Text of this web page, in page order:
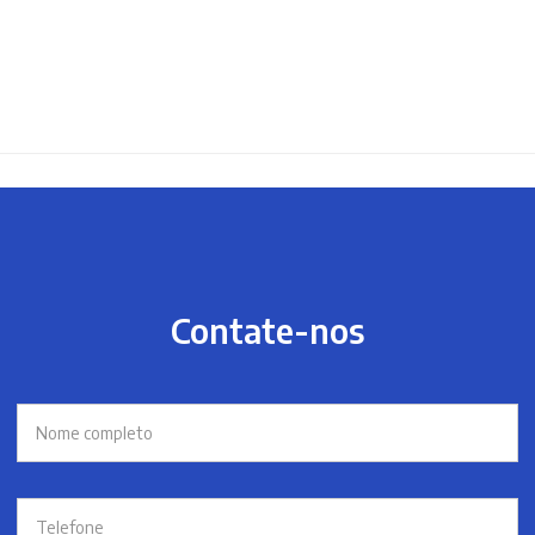
Contate-nos